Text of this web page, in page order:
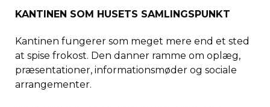
KANTINEN SOM HUSETS SAMLINGSPUNKT
Kantinen fungerer som meget mere end et sted
at spise frokost. Den danner ramme om oplæg,
præsentationer, informationsmøder og sociale
arrangementer.